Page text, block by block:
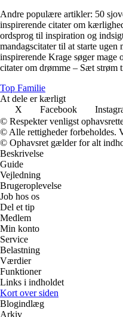
Andre populære artikler: 50
inspirerende citater om
ordsprog til inspiration og
mandagscitater til at starte
inspirerende Krage søger
citater om drømme – Sæt strøm
Top Familie
At dele er kærligt
X
Facebook
© Respekter venligst
© Alle rettigheder forbeholdes.
© Ophavsret gælder for alt
Beskrivelse
Guide
Vejledning
Brugeroplevelse
Job hos os
Del et tip
Medlem
Min konto
Service
Belastning
Værdier
Funktioner
Links i indholdet
Kort over siden
Blogindlæg
Arkiv